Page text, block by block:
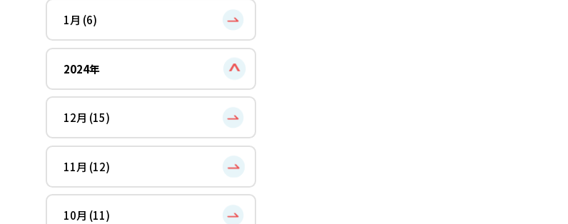
1月 (6)
2024年
12月 (15)
11月 (12)
10月 (11)